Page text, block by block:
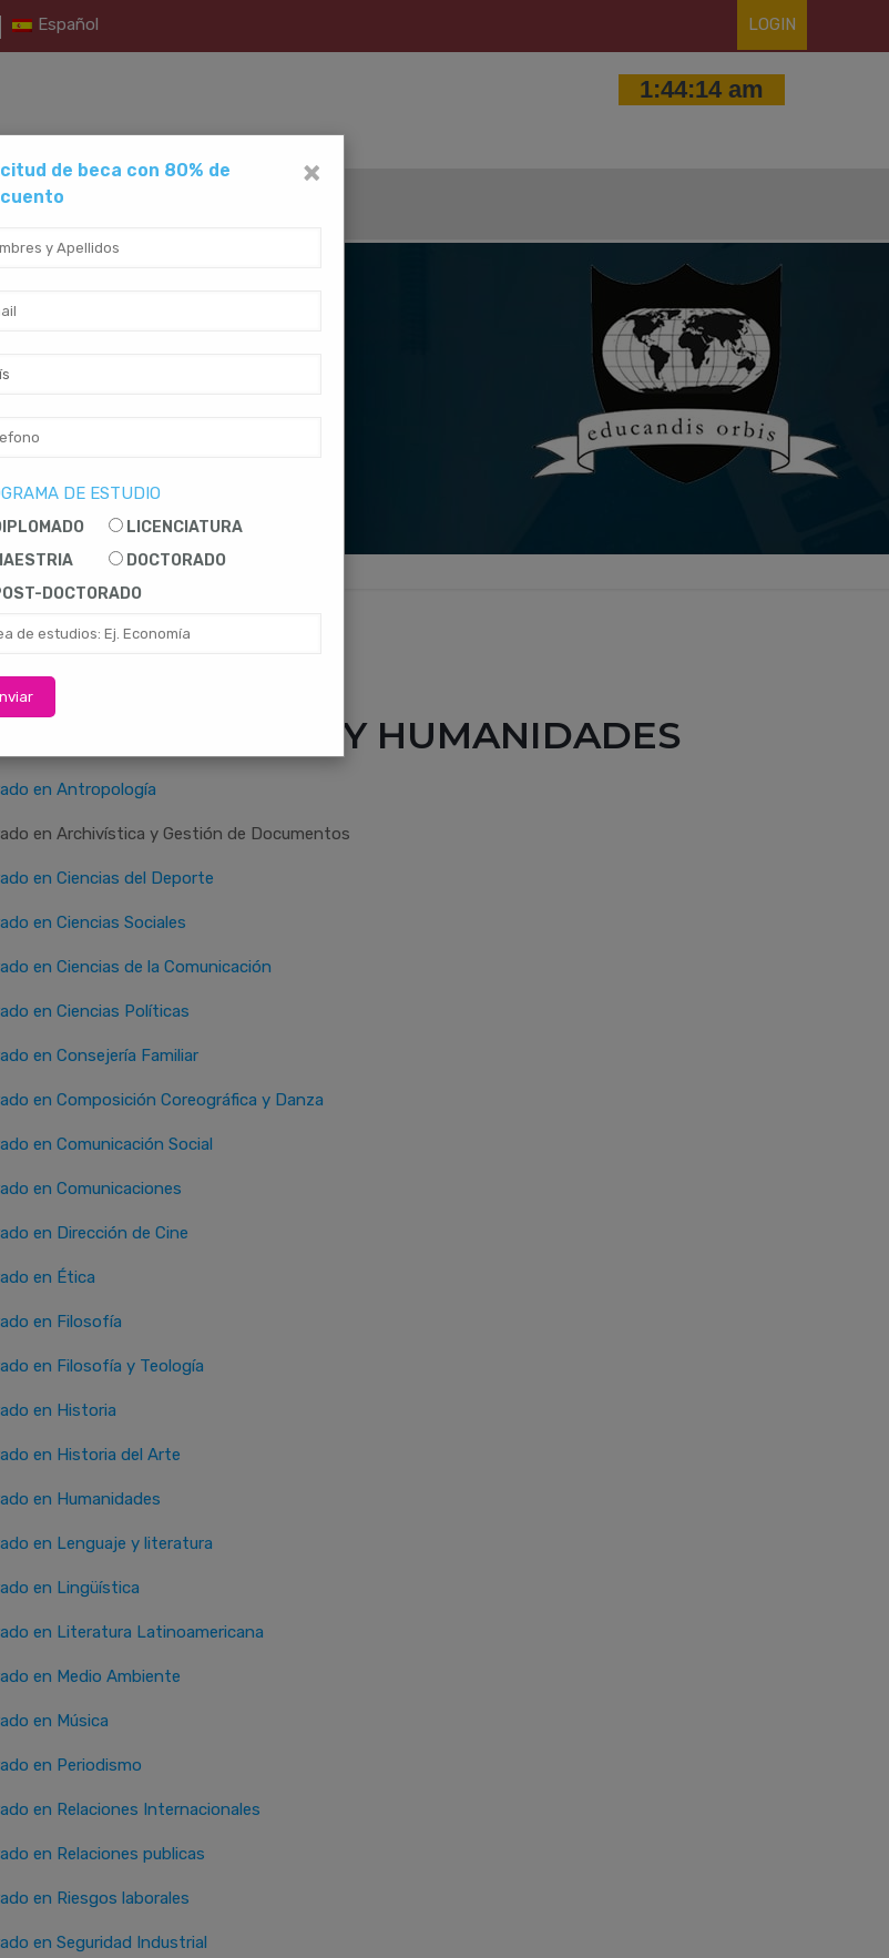
LOGIN
Español
de Pago
DE ARTES Y HUMANIDADES
en Antropología
en Archivística y Gestión de Documentos
en Ciencias del Deporte
en Ciencias Sociales
en Ciencias de la Comunicación
en Ciencias Políticas
en Consejería Familiar
en Composición Coreográfica y Danza
en Comunicación Social
en Comunicaciones
en Dirección de Cine
en Ética
en Filosofía
en Filosofía y Teología
en Historia
en Historia del Arte
en Humanidades
en Lenguaje y literatura
en Lingüística
en Literatura Latinoamericana
en Medio Ambiente
en Música
en Periodismo
en Relaciones Internacionales
en Relaciones publicas
en Riesgos laborales
en Seguridad Industrial
×
de beca con 80% de
DE ESTUDIO
LICENCIATURA
DOCTORADO
DOCTORADO